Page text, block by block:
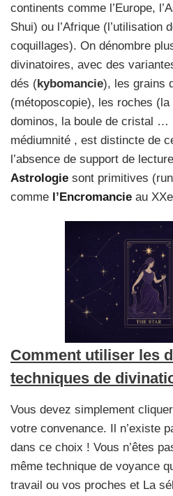
continents comme l’Europe,
Shui) ou l’Afrique (l’utilisation
coquillages). On dénombre
divinatoires, avec des
dés (kybomancie), les grains
(métoposcopie), les roches
dominos, la boule de cristal …
médiumnité , est distincte de
l’absence de support de
Astrologie sont primitives
comme l’Encromancie au
Comment utiliser les
techniques de
Vous devez simplement
votre convenance. Il n’existe
dans ce choix ! Vous n’êtes
même technique de voyance
travail ou vos proches et La